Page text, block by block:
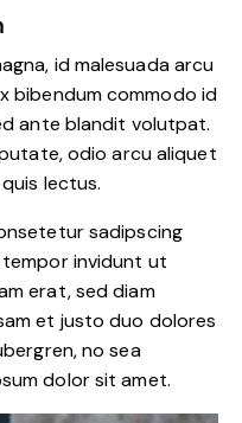
id malesuada arcu
bibendum commodo id
ante blandit volutpat.
odio arcu aliquet
lectus.
sadipscing
invidunt ut
erat, sed diam
et justo duo dolores
no sea
dolor sit amet.